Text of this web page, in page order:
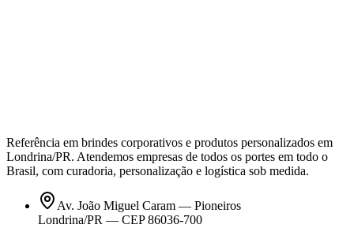
Referência em brindes corporativos e produtos personalizados em
Londrina/PR. Atendemos empresas de todos os portes em todo o
Brasil, com curadoria, personalização e logística sob medida.
Av. João Miguel Caram — Pioneiros
Londrina/PR — CEP 86036-700